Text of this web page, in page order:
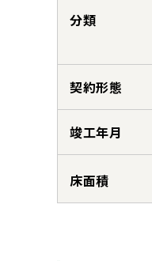
分類
契約形態
竣工年月
床面積